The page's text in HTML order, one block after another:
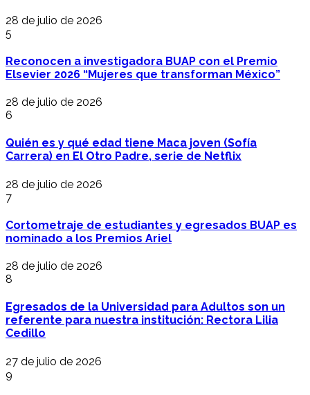
28 de julio de 2026
5
Reconocen a investigadora BUAP con el Premio
Elsevier 2026 “Mujeres que transforman México”
28 de julio de 2026
6
Quién es y qué edad tiene Maca joven (Sofía
Carrera) en El Otro Padre, serie de Netflix
28 de julio de 2026
7
Cortometraje de estudiantes y egresados BUAP es
nominado a los Premios Ariel
28 de julio de 2026
8
Egresados de la Universidad para Adultos son un
referente para nuestra institución: Rectora Lilia
Cedillo
27 de julio de 2026
9